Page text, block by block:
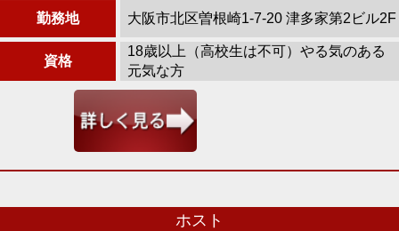
勤務地 大阪市北区曽根崎1-7-20 津多家第2ビル2F
資格
18歳以上（高校生は不可）やる気のある
元気な方
ホスト